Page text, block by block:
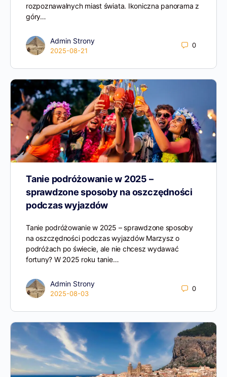
rozpoznawalnych miast świata. Ikoniczna panorama z
góry…
Admin Strony
2025-08-21
0
Tanie podróżowanie w 2025 –
sprawdzone sposoby na oszczędności
podczas wyjazdów
Tanie podróżowanie w 2025 – sprawdzone sposoby
na oszczędności podczas wyjazdów Marzysz o
podróżach po świecie, ale nie chcesz wydawać
fortuny? W 2025 roku tanie…
Admin Strony
2025-08-03
0